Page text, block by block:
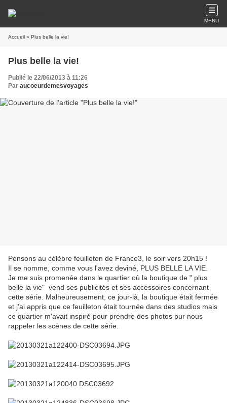
MENU
Accueil » Plus belle la vie!
Plus belle la vie!
Publié le 22/06/2013 à 11:26
Par aucoeurdemesvoyages
Pensons au célèbre feuilleton de France3, le soir vers 20h15 !
Il se nomme, comme vous l'avez deviné, PLUS BELLE LA VIE.
Je me suis promenée dans le quartier où la boutique de " plus
belle la vie" vend ses publicités et ses accessoires concernant
cette série. Malheureusement, ce jour-là, la boutique était fermée
et j'ai appris que ce feuilleton était tournée dans des studios mais
ce quartier m'avait inspiré pour prendre des photos pur nous
rappeler les scènes de cette série.